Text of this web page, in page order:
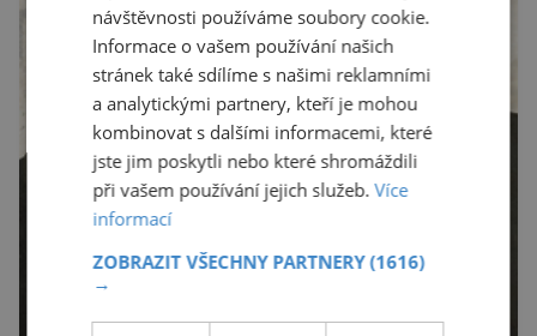
návštěvnosti používáme soubory cookie.
Informace o vašem používání našich
stránek také sdílíme s našimi reklamními
a analytickými partnery, kteří je mohou
kombinovat s dalšími informacemi, které
jste jim poskytli nebo které shromáždili
při vašem používání jejich služeb.Více
informací
ZOBRAZIT VŠECHNY PARTNERY(1616)
→